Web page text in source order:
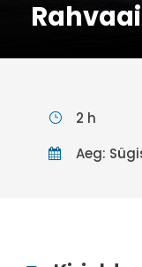
2 h
Aeg: